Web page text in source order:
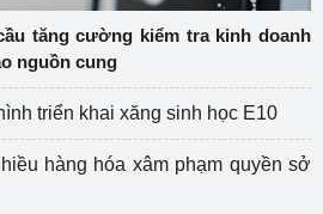
tăng cường kiểm tra kinh doanh
nguồn cung
triển khai xăng sinh học E10
hàng hóa xâm phạm quyền sở